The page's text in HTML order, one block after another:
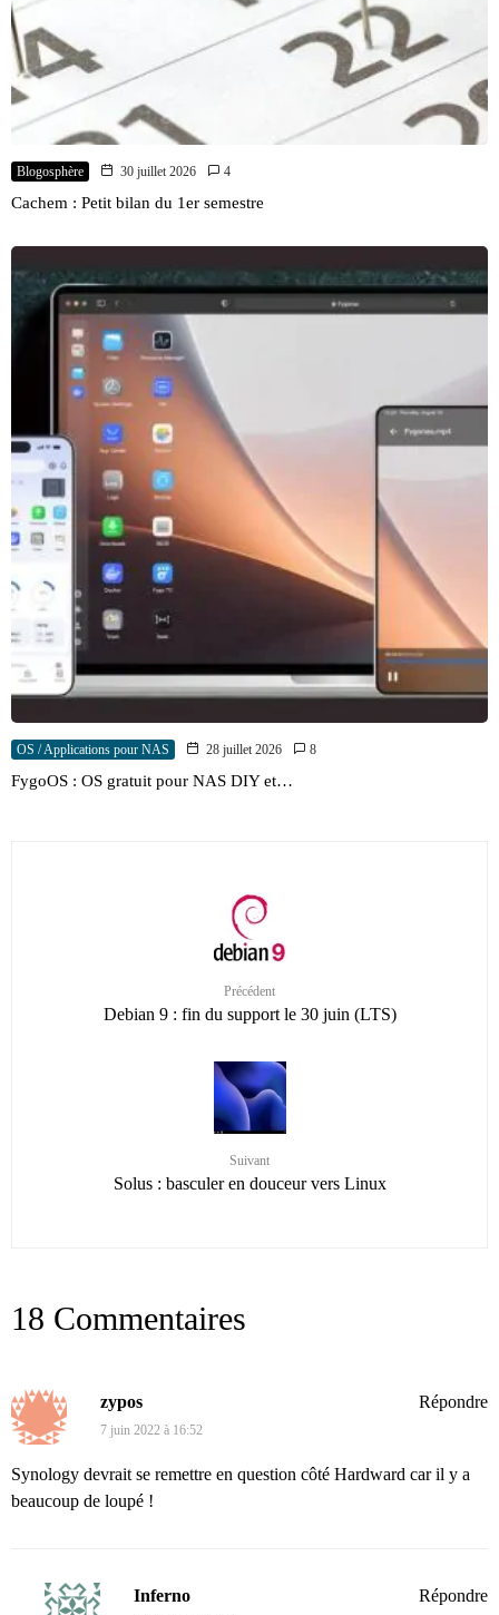
Blogosphère 30 juillet 2026 4
Cachem : Petit bilan du 1er semestre
OS / Applications pour NAS 28 juillet 2026 8
FygoOS : OS gratuit pour NAS DIY et…
Précédent
Debian 9 : fin du support le 30 juin (LTS)
Suivant
Solus : basculer en douceur vers Linux
18 Commentaires
zypos
7 juin 2022 à 16:52
Synology devrait se remettre en question côté Hardward car il y a
beaucoup de loupé !
Répondre
Inferno Répondre